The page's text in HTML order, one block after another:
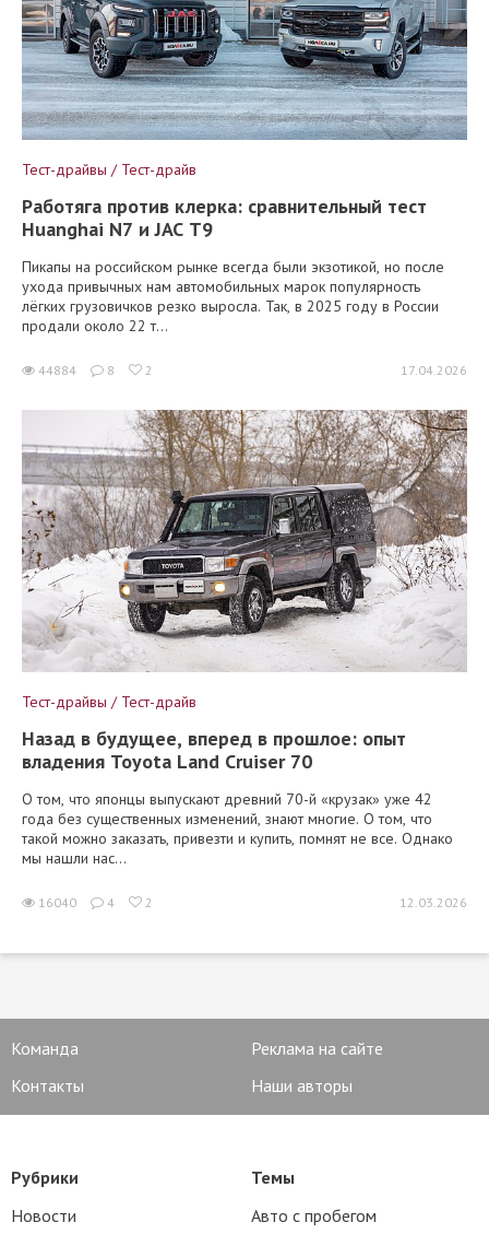
Тест-драйвы / Тест-драйв
Работяга против клерка: сравнительный тест
Huanghai N7 и JAC T9
Пикапы на российском рынке всегда были экзотикой, но после
ухода привычных нам автомобильных марок популярность
лёгких грузовичков резко выросла. Так, в 2025 году в России
продали около 22 т...
44884 8 2 17.04.2026
Тест-драйвы / Тест-драйв
Назад в будущее, вперед в прошлое: опыт
владения Toyota Land Cruiser 70
О том, что японцы выпускают древний 70-й «крузак» уже 42
года без существенных изменений, знают многие. О том, что
такой можно заказать, привезти и купить, помнят не все. Однако
мы нашли нас...
16040 4 2 12.03.2026
Команда
Реклама на сайте
Контакты
Наши авторы
Рубрики
Новости
Темы
Авто с пробегом